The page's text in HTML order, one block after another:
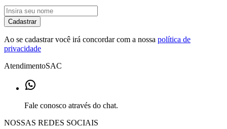
Cadastrar
Ao se cadastrar você irá concordar com a nossa política de
privacidade
AtendimentoSAC
Fale conosco através do chat.
NOSSAS REDES SOCIAIS